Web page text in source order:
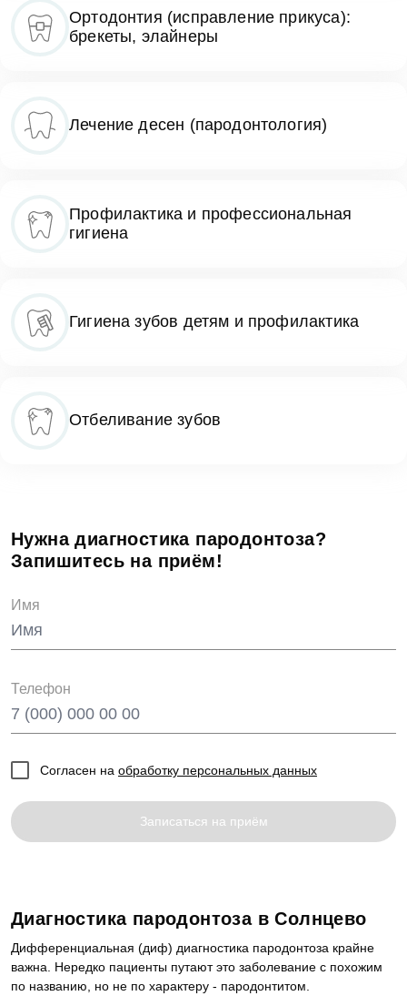
Ортодонтия (исправление прикуса):
брекеты, элайнеры
Лечение десен (пародонтология)
Профилактика и профессиональная
гигиена
Гигиена зубов детям и профилактика
Отбеливание зубов
Нужна диагностика пародонтоза?
Запишитесь на приём!
Имя
Телефон
Согласен на обработку персональных данных
Записаться на приём
Диагностика пародонтоза в Солнцево
Дифференциальная (диф) диагностика пародонтоза крайне
важна. Нередко пациенты путают это заболевание с похожим
по названию, но не по характеру - пародонтитом.